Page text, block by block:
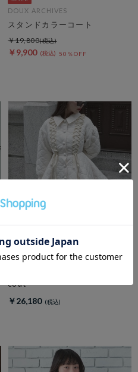
DOUX ARCHIVES
スタンドカラーコート
￥9,900 50％OFF
￥19,800
amerge.
coat
￥26,180